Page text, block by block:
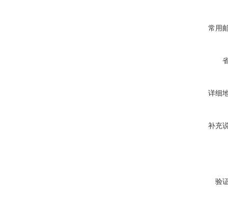
常用
详细
补充
验